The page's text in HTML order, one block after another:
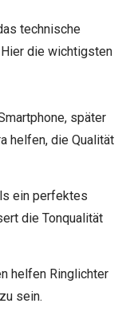
technische
die wichtigsten
später
helfen, die Qualität
ein perfektes
die Tonqualität
helfen Ringlichter
sein.